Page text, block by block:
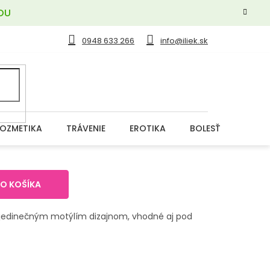
0948 633 266 info@iliek.sk
TRÁVENIE EROTIKA BOLESŤ
KOŠÍKA
motýlím dizajnom, vhodné aj pod